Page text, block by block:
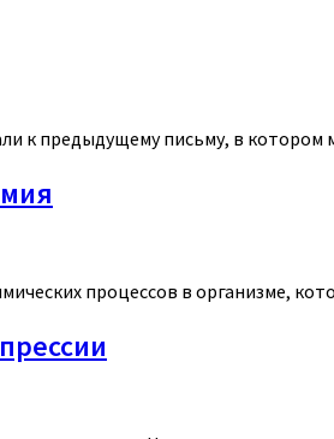
к предыдущему письму, в
процессов в организме,